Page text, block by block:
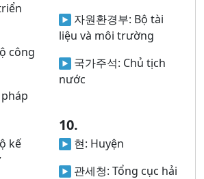
công
자원환경부: Bộ tài
liệu và môi trường
국가주석: Chủ tịch
nước
kế
10.
현: Huyện
관세청: Tổng cục hải